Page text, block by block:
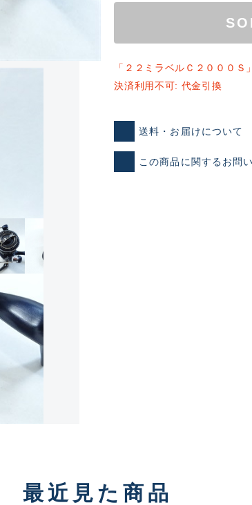
新古品（メーカー問屋から
C-
い品
「２２ミラベルＣ２０００Ｓ
決済利用不可: 代金引換
送料・お届けについて
この商品に関するお問
最近見た商品